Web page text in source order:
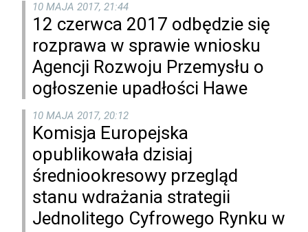
10 MAJA 2017, 21:44
12 czerwca 2017 odbędzie się
rozprawa w sprawie wniosku
Agencji Rozwoju Przemysłu o
ogłoszenie upadłości Hawe
10 MAJA 2017, 20:12
Komisja Europejska
opublikowała dzisiaj
średniookresowy przegląd
stanu wdrażania strategii
Jednolitego Cyfrowego Rynku w